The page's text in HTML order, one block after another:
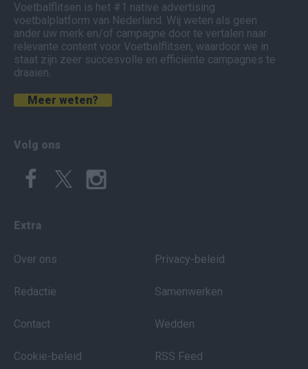
Voetbalflitsen is het #1 native advertising
voetbalplatform van Nederland. Wij weten als geen
ander uw merk en/of campagne door te vertalen naar
relevante content voor Voetbalflitsen, waardoor we in
staat zijn zeer succesvolle en efficiënte campagnes te
draaien.
Meer weten?
Volg ons
Extra
Over ons
Redactie
Contact
Cookie-beleid
Privacy-beleid
Samenwerken
Wedden
RSS Feed